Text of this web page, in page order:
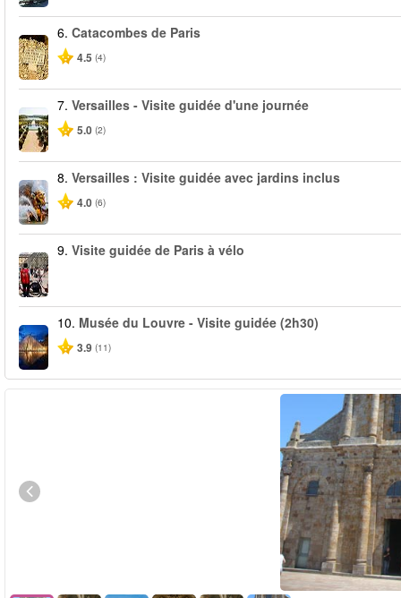
6. Catacombes de Paris
4.5 (4)
7. Versailles - Visite guidée d'une journée
5.0 (2)
8. Versailles : Visite guidée avec jardins inclus
4.0 (6)
9. Visite guidée de Paris à vélo
10. Musée du Louvre - Visite guidée (2h30)
3.9 (11)